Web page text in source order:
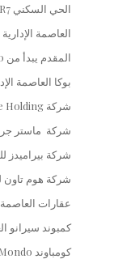
الحي السكني R7
العاصمة
المقدم يبدأ من 10%
بوكا العاصمة
شركة Edge Holding
شركة ماستر
شركة بيراميدز
شركة هوم تاون
عقارات العاصمة
كمبوند سيرانو
كومباوند Il Mondo بالعاصمة الادارية